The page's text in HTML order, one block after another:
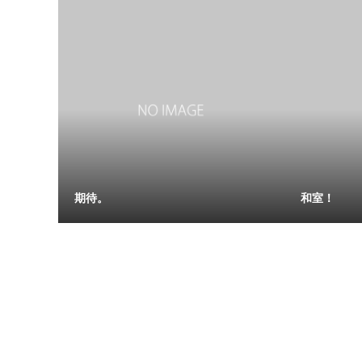
期待。 和室！